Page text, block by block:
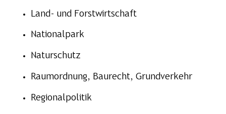
Land- und Forstwirtschaft
Nationalpark
Naturschutz
Raumordnung, Baurecht, Grundverkehr
Regionalpolitik